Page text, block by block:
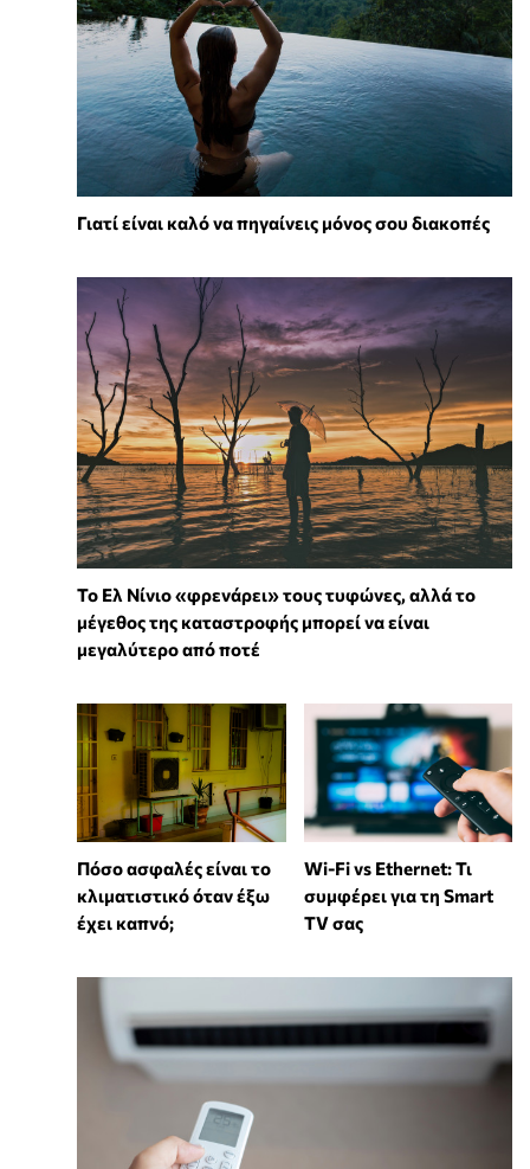
Γιατί είναι καλό να πηγαίνεις μόνος σου διακοπές
Το Ελ Νίνιο «φρενάρει» τους τυφώνες, αλλά το
μέγεθος της καταστροφής μπορεί να είναι
μεγαλύτερο από ποτέ
Πόσο ασφαλές είναι το
κλιματιστικό όταν έξω
έχει καπνό;
Wi-Fi vs Ethernet: Τι
συμφέρει για τη Smart
TV σας